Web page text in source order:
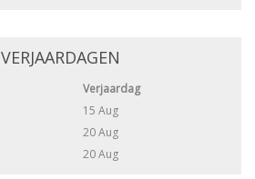
VERJAARDAGEN
Verjaardag
15 Aug
20 Aug
20 Aug